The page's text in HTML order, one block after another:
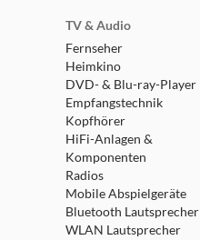
TV & Audio
Fernseher
Heimkino
DVD- & Blu-ray-Player
Empfangstechnik
Kopfhörer
HiFi-Anlagen &
Komponenten
Radios
Mobile Abspielgeräte
Bluetooth Lautsprecher
WLAN Lautsprecher